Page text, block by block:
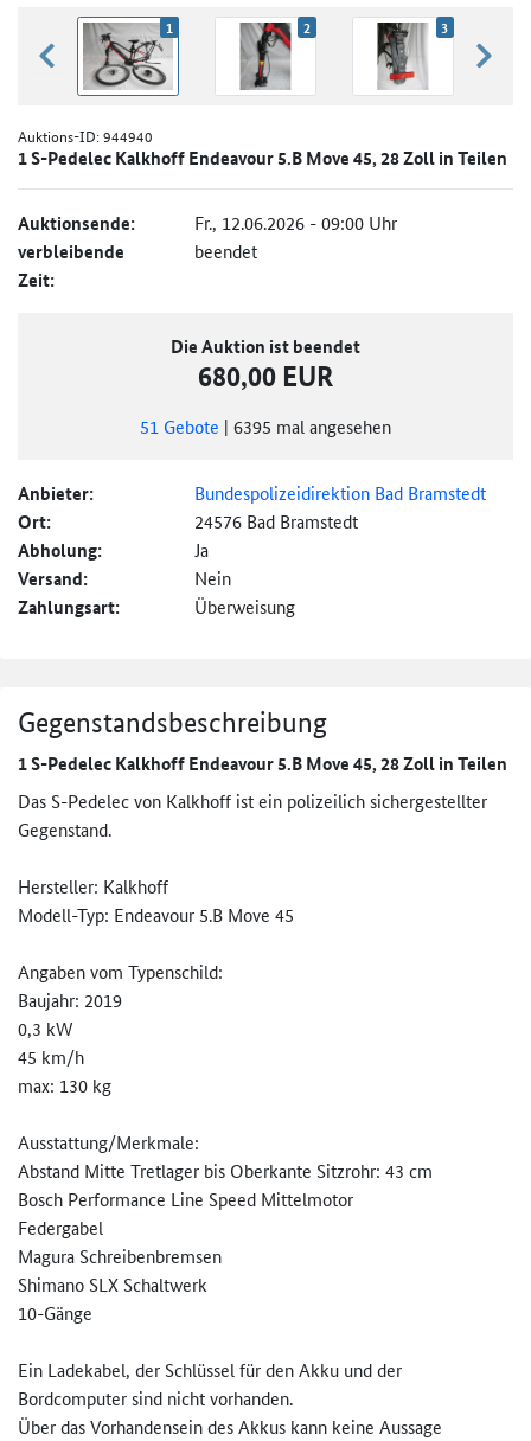
zurück blättern
1 2 3
Auktions-ID:944940
1 S-Pedelec Kalkhoff Endeavour 5.B Move 45, 28 Zoll in Teilen
Auktionsende: Fr., 12.06.2026 - 09:00 Uhr
verbleibende
Zeit:
beendet
Die Auktion ist beendet
680,00 EUR
51 Gebote | 6395 mal angesehen
Anbieter: Bundespolizeidirektion Bad Bramstedt
Ort: 24576 Bad Bramstedt
Abholung: Ja
Versand: Nein
Zahlungsart: Überweisung
Gegenstandsbeschreibung
1 S-Pedelec Kalkhoff Endeavour 5.B Move 45, 28 Zoll in Teilen
Das S-Pedelec von Kalkhoff ist ein polizeilich sichergestellter
Gegenstand.
Hersteller: Kalkhoff
Modell-Typ: Endeavour 5.B Move 45
Angaben vom Typenschild:
Baujahr: 2019
0,3 kW
45 km/h
max: 130 kg
Ausstattung/Merkmale:
Abstand Mitte Tretlager bis Oberkante Sitzrohr: 43 cm
Bosch Performance Line Speed Mittelmotor
Federgabel
Magura Schreibenbremsen
Shimano SLX Schaltwerk
10-Gänge
Ein Ladekabel, der Schlüssel für den Akku und der
Bordcomputer sind nicht vorhanden.
Über das Vorhandensein des Akkus kann keine Aussage